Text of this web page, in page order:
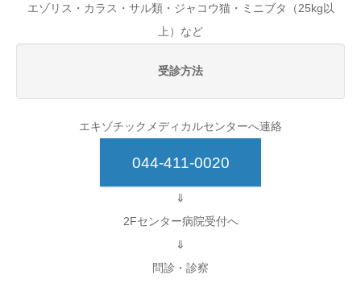
エゾリス・カラス・サル類・ジャコウ猫・ミニブタ（25kg以
上）など
受診方法
エキゾチックメディカルセンターへ連絡
044-411-0020
⇓
2Fセンター病院受付へ
⇓
問診・診察